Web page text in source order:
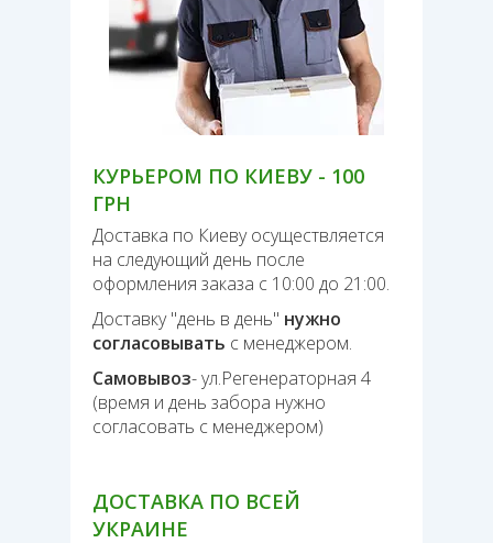
КУРЬЕРОМ ПО КИЕВУ - 100
ГРН
Доставка по Киеву осуществляется
на следующий день после
оформления заказа с 10:00 до 21:00.
Доставку "день в день" нужно
согласовывать с менеджером.
Самовывоз- ул.Регенераторная 4
(время и день забора нужно
согласовать с менеджером)
ДОСТАВКА ПО ВСЕЙ
УКРАИНЕ